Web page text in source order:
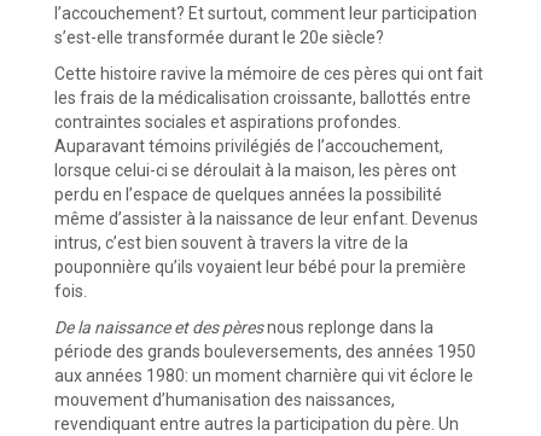
l’accouchement? Et surtout, comment leur participation
s’est-elle transformée durant le 20e siècle?
Cette histoire ravive la mémoire de ces pères qui ont fait
les frais de la médicalisation croissante, ballottés entre
contraintes sociales et aspirations profondes.
Auparavant témoins privilégiés de l’accouchement,
lorsque celui-ci se déroulait à la maison, les pères ont
perdu en l’espace de quelques années la possibilité
même d’assister à la naissance de leur enfant. Devenus
intrus, c’est bien souvent à travers la vitre de la
pouponnière qu’ils voyaient leur bébé pour la première
fois.
De la naissance et des pèresnous replonge dans la
période des grands bouleversements, des années 1950
aux années 1980: un moment charnière qui vit éclore le
mouvement d’humanisation des naissances,
revendiquant entre autres la participation du père. Un